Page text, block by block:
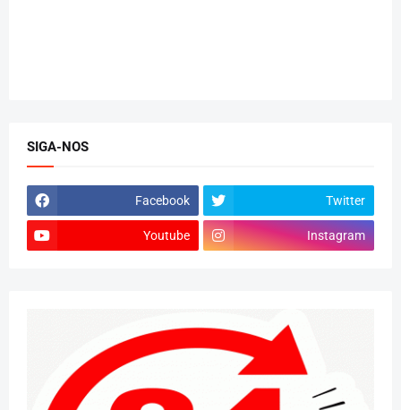
SIGA-NOS
Facebook Twitter
Youtube Instagram